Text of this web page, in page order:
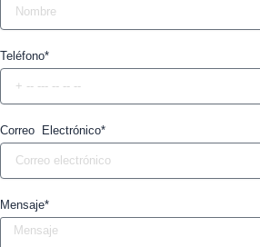
Teléfono*
Correo Electrónico*
Mensaje*